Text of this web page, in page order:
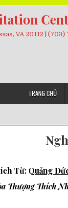
VA 20112 | (703)
TRANG CHỦ
Từ: Quảng
Thượng Thích